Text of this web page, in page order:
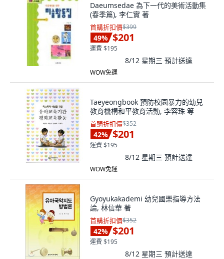
Daeumsedae 為下一代的美術活動集
(春季篇), 李仁實 著
首購折扣價$399
49% $201
運費 $195
8/12 星期三 預計送達
WOW免運
Taeyeongbook 預防校園暴力的幼兒
教育機構和平教育活動, 李容珠 等
首購折扣價$352
42% $201
運費 $195
8/12 星期三 預計送達
WOW免運
Gyoyukakademi 幼兒國樂指導方法
論, 林信華 著
首購折扣價$352
42% $201
運費 $195
8/12 星期三 預計送達